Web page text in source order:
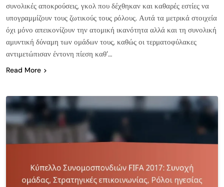
συνολικές αποκρούσεις, γκολ που δέχθηκαν και καθαρές εστίες να
υπογραμμίζουν τους ζωτικούς τους ρόλους. Αυτά τα μετρικά στοιχεία
όχι μόνο απεικονίζουν την ατομική ικανότητα αλλά και τη συνολική
αμυντική δύναμη των ομάδων τους, καθώς οι τερματοφύλακες
αντιμετώπισαν έντονη πίεση καθ’…
Read More